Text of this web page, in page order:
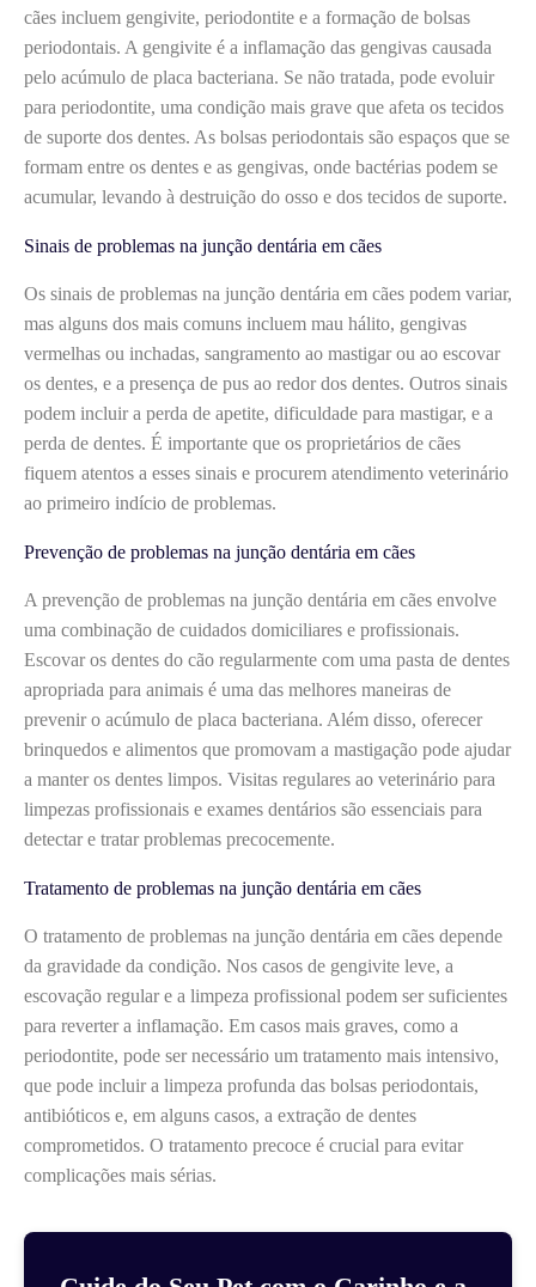
cães incluem gengivite, periodontite e a formação de bolsas
periodontais. A gengivite é a inflamação das gengivas causada
pelo acúmulo de placa bacteriana. Se não tratada, pode evoluir
para periodontite, uma condição mais grave que afeta os tecidos
de suporte dos dentes. As bolsas periodontais são espaços que se
formam entre os dentes e as gengivas, onde bactérias podem se
acumular, levando à destruição do osso e dos tecidos de suporte.
Sinais de problemas na junção dentária em cães
Os sinais de problemas na junção dentária em cães podem variar,
mas alguns dos mais comuns incluem mau hálito, gengivas
vermelhas ou inchadas, sangramento ao mastigar ou ao escovar
os dentes, e a presença de pus ao redor dos dentes. Outros sinais
podem incluir a perda de apetite, dificuldade para mastigar, e a
perda de dentes. É importante que os proprietários de cães
fiquem atentos a esses sinais e procurem atendimento veterinário
ao primeiro indício de problemas.
Prevenção de problemas na junção dentária em cães
A prevenção de problemas na junção dentária em cães envolve
uma combinação de cuidados domiciliares e profissionais.
Escovar os dentes do cão regularmente com uma pasta de dentes
apropriada para animais é uma das melhores maneiras de
prevenir o acúmulo de placa bacteriana. Além disso, oferecer
brinquedos e alimentos que promovam a mastigação pode ajudar
a manter os dentes limpos. Visitas regulares ao veterinário para
limpezas profissionais e exames dentários são essenciais para
detectar e tratar problemas precocemente.
Tratamento de problemas na junção dentária em cães
O tratamento de problemas na junção dentária em cães depende
da gravidade da condição. Nos casos de gengivite leve, a
escovação regular e a limpeza profissional podem ser suficientes
para reverter a inflamação. Em casos mais graves, como a
periodontite, pode ser necessário um tratamento mais intensivo,
que pode incluir a limpeza profunda das bolsas periodontais,
antibióticos e, em alguns casos, a extração de dentes
comprometidos. O tratamento precoce é crucial para evitar
complicações mais sérias.